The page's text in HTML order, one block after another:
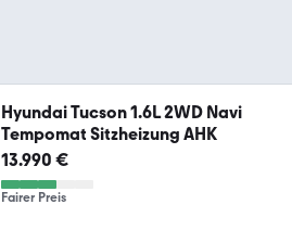
Hyundai Tucson 1.6L 2WD Navi
Tempomat Sitzheizung AHK
13.990 €
Fairer Preis